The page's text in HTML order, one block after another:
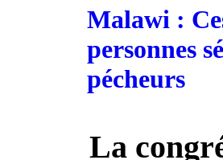
Malawi :
personnes
pécheurs
La